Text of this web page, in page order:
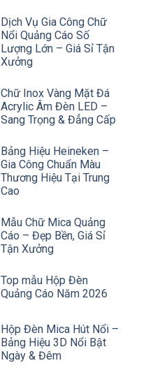
Dịch Vụ Gia Công Chữ
Nổi Quảng Cáo Số
Lượng Lớn – Giá Sỉ Tận
Xưởng
Chữ Inox Vàng Mặt Đá
Acrylic Âm Đèn LED –
Sang Trọng & Đẳng Cấp
Bảng Hiệu Heineken –
Gia Công Chuẩn Màu
Thương Hiệu Tại Trung
Cao
Mẫu Chữ Mica Quảng
Cáo – Đẹp Bền, Giá Sỉ
Tận Xưởng
Top mẫu Hộp Đèn
Quảng Cáo Năm 2026
Hộp Đèn Mica Hút Nổi –
Bảng Hiệu 3D Nổi Bật
Ngày & Đêm